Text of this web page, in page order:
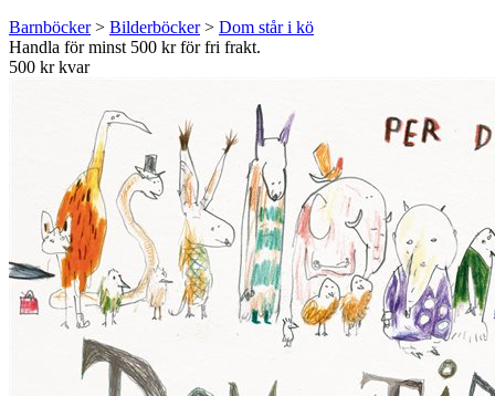
Barnböcker> Bilderböcker> Dom står i kö
Handla för minst 500 kr för fri frakt.
500 kr kvar